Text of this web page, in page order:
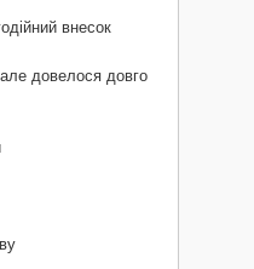
внесок
довелося довго